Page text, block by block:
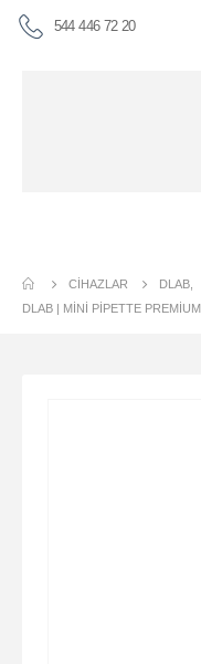
544 446 72 20
CIHAZLAR DLAB
DLAB | MINI PIPETTE